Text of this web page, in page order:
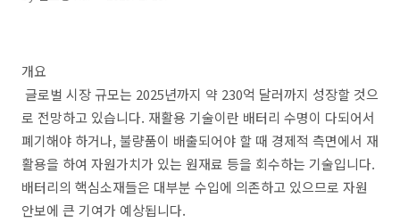
개요
글로벌 시장 규모는 2025년까지 약 230억 달러까지 성장할 것으
로 전망하고 있습니다. 재활용 기술이란 배터리 수명이 다되어서
폐기해야 하거나, 불량품이 배출되어야 할 때 경제적 측면에서 재
활용을 하여 자원가치가 있는 원재료 등을 회수하는 기술입니다.
배터리의 핵심소재들은 대부분 수입에 의존하고 있으므로 자원
안보에 큰 기여가 예상됩니다.